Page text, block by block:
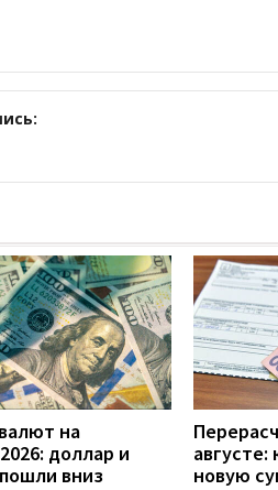
на
доллар и
вниз
августе:
новую